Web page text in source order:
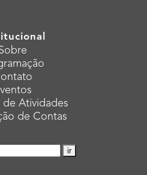
de Atividades
de Contas